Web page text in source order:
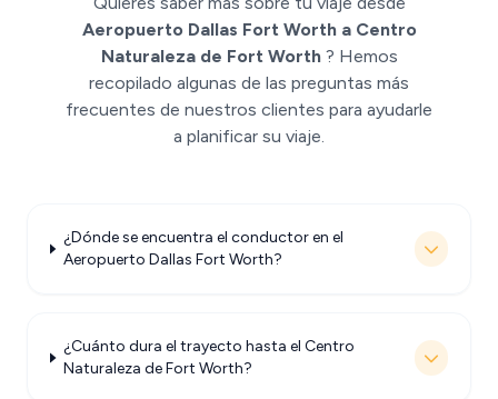
Aeropuerto Dallas Fort Worth a Centro
Naturaleza de Fort Worth ? Hemos
recopilado algunas de las preguntas más
frecuentes de nuestros clientes para ayudarle
a planificar su viaje.
¿Dónde se encuentra el conductor en el
Aeropuerto Dallas Fort Worth?
¿Cuánto dura el trayecto hasta el Centro
Naturaleza de Fort Worth?